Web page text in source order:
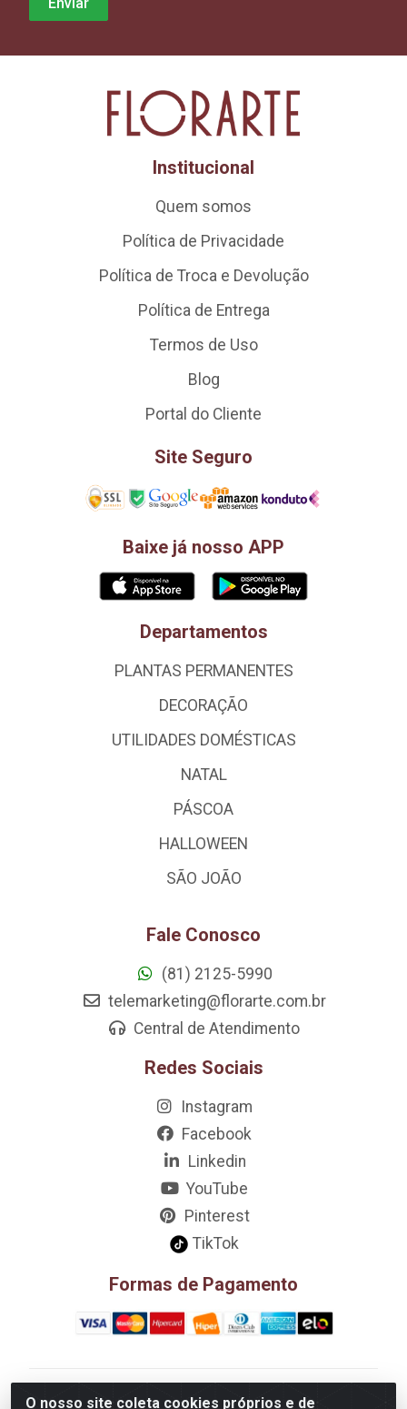
O nosso site coleta cookies próprios e de
Institucional
Quem somos
Política de Privacidade
Política de Troca e Devolução
Política de Entrega
Termos de Uso
Blog
Portal do Cliente
Site Seguro
Baixe já nosso APP
Departamentos
PLANTAS PERMANENTES
DECORAÇÃO
UTILIDADES DOMÉSTICAS
NATAL
PÁSCOA
HALLOWEEN
SÃO JOÃO
Fale Conosco
(81) 2125-5990
telemarketing@florarte.com.br
Central de Atendimento
Redes Sociais
Instagram
Facebook
Linkedin
YouTube
Pinterest
TikTok
Formas de Pagamento
D&A Decoração e Ambientação LTDA - Rua Riachão,